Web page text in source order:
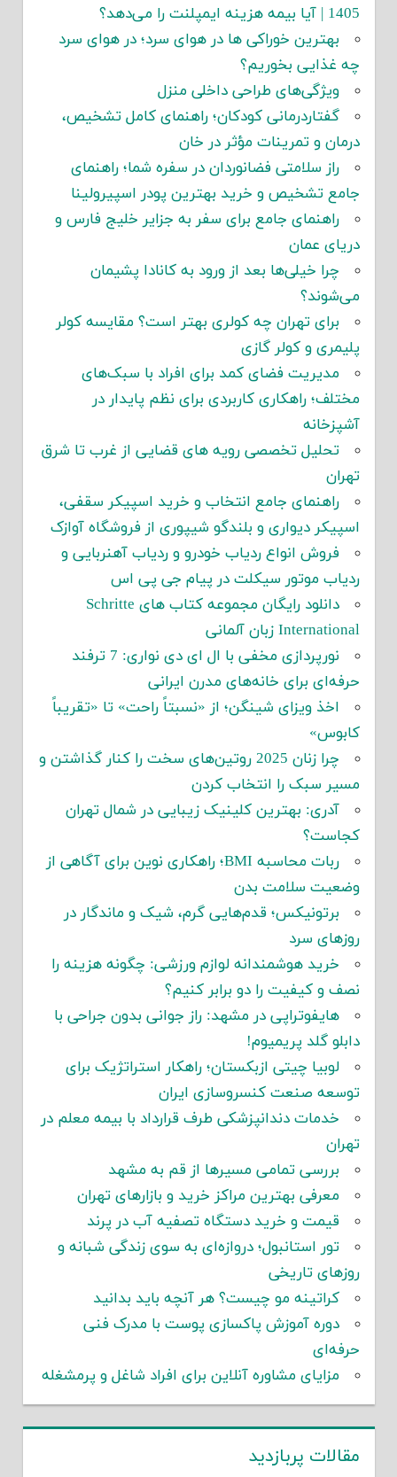
1405 | آیا بیمه هزینه ایمپلنت را می‌دهد؟
بهترین خوراکی ها در هوای سرد؛ در هوای سرد
چه غذایی بخوریم؟
ویژگی‌های طراحی داخلی منزل
گفتاردرمانی کودکان؛ راهنمای کامل تشخیص،
درمان و تمرینات مؤثر در خان
راز سلامتی فضانوردان در سفره شما؛ راهنمای
جامع تشخیص و خرید بهترین پودر اسپیرولینا
راهنمای جامع برای سفر به جزایر خلیج فارس و
دریای عمان
چرا خیلی‌ها بعد از ورود به کانادا پشیمان
می‌شوند؟
برای تهران چه کولری بهتر است؟ مقایسه کولر
پلیمری و کولر گازی
مدیریت فضای کمد برای افراد با سبک‌های
مختلف؛ راهکاری کاربردی برای نظم پایدار در
آشپزخانه
تحلیل تخصصی رویه های قضایی از غرب تا شرق
تهران
راهنمای جامع انتخاب و خرید اسپیکر سقفی،
اسپیکر دیواری و بلندگو شیپوری از فروشگاه آوازک
فروش انواع ردیاب خودرو و ردیاب آهنربایی و
ردیاب موتور سیکلت در پیام جی پی اس
دانلود رایگان مجموعه کتاب های Schritte
International زبان آلمانی
نورپردازی مخفی با ال ای دی نواری: 7 ترفند
حرفه‌ای برای خانه‌های مدرن ایرانی
اخذ ویزای شینگن؛ از «نسبتاً راحت» تا «تقریباً
کابوس»
چرا زنان 2025 روتین‌های سخت را کنار گذاشتن و
مسیر سبک را انتخاب کردن
آدری: بهترین کلینیک زیبایی در شمال تهران
کجاست؟
ربات محاسبه BMI؛ راهکاری نوین برای آگاهی از
وضعیت سلامت بدن
برتونیکس؛ قدم‌هایی گرم، شیک و ماندگار در
روزهای سرد
خرید هوشمندانه لوازم ورزشی: چگونه هزینه را
نصف و کیفیت را دو برابر کنیم؟
هایفوتراپی در مشهد: راز جوانی بدون جراحی با
دابلو گلد پریمیوم!
لوبیا چیتی ازبکستان؛ راهکار استراتژیک برای
توسعه صنعت کنسروسازی ایران
خدمات دندانپزشکی طرف قرارداد با بیمه معلم در
تهران
بررسی تمامی مسیرها از قم به مشهد
معرفی بهترین مراکز خرید و بازارهای تهران
قیمت و خرید دستگاه تصفیه آب در پرند
تور استانبول؛ دروازه‌ای به سوی زندگی شبانه و
روزهای تاریخی
کراتینه مو چیست؟ هر آنچه باید بدانید
دوره آموزش پاکسازی پوست با مدرک فنی
حرفه‌ای
مزایای مشاوره آنلاین برای افراد شاغل و پرمشغله
مقالات پربازدید